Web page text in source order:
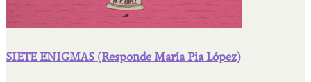
SIETE ENIGMAS (Responde María Pia López)